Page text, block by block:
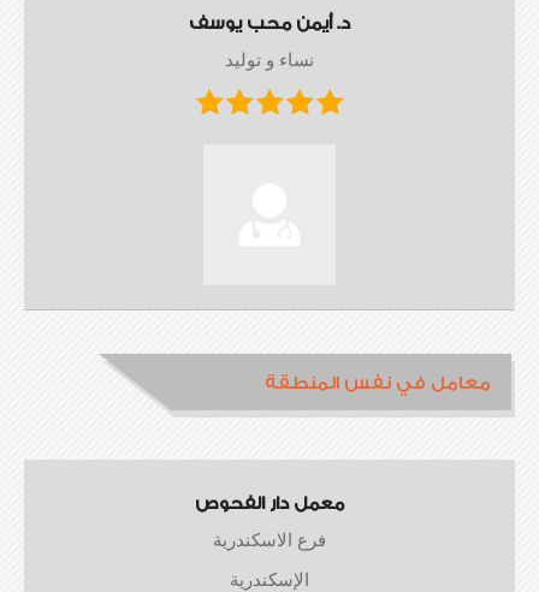
د. أيمن محب يوسف
نساء و توليد
معامل في نفس المنطقة
معمل دار الفحوص
فرع الاسكندرية
الإسكندرية